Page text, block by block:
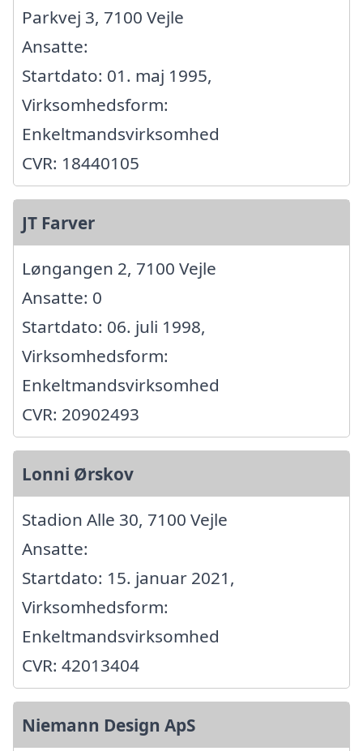
Parkvej 3, 7100 Vejle
Ansatte:
Startdato: 01. maj 1995,
Virksomhedsform:
Enkeltmandsvirksomhed
CVR: 18440105
JT Farver
Løngangen 2, 7100 Vejle
Ansatte: 0
Startdato: 06. juli 1998,
Virksomhedsform:
Enkeltmandsvirksomhed
CVR: 20902493
Lonni Ørskov
Stadion Alle 30, 7100 Vejle
Ansatte:
Startdato: 15. januar 2021,
Virksomhedsform:
Enkeltmandsvirksomhed
CVR: 42013404
Niemann Design ApS